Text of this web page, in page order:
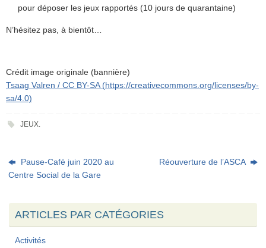
pour déposer les jeux rapportés (10 jours de quarantaine)
N’hésitez pas, à bientôt…
Crédit image originale (bannière)
Tsaag Valren / CC BY-SA (https://creativecommons.org/licenses/by-
sa/4.0)
JEUX.
Pause-Café juin 2020 au
Centre Social de la Gare
Réouverture de l’ASCA
ARTICLES PAR CATÉGORIES
Activités